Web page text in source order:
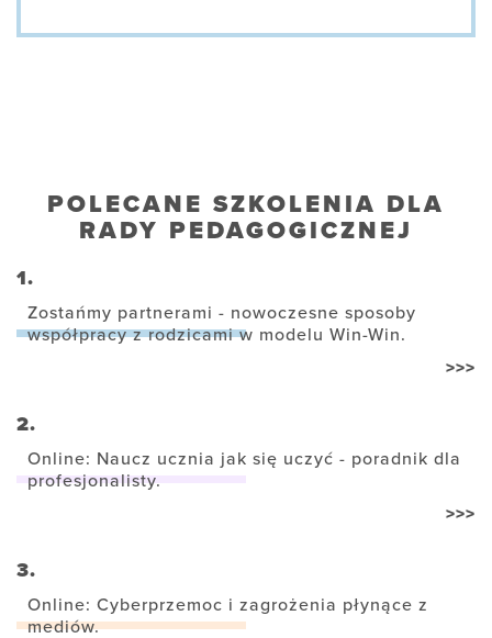
POLECANE SZKOLENIA DLA
RADY PEDAGOGICZNEJ
1.
Zostańmy partnerami - nowoczesne sposoby
współpracy z rodzicami w modelu Win-Win.
>>>
2.
Online: Naucz ucznia jak się uczyć - poradnik dla
profesjonalisty.
>>>
3.
Online: Cyberprzemoc i zagrożenia płynące z
mediów.